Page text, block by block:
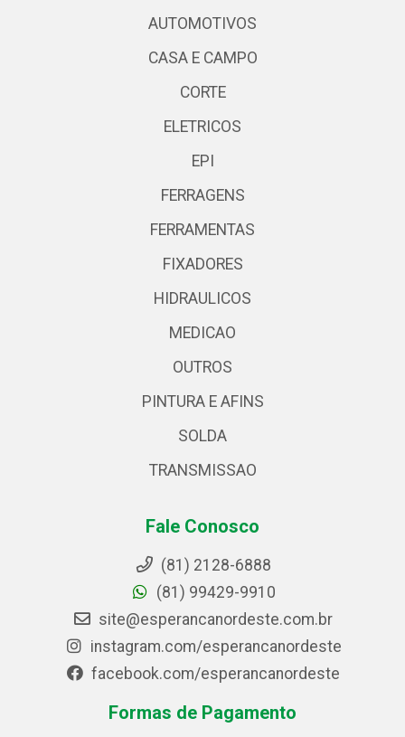
AUTOMOTIVOS
CASA E CAMPO
CORTE
ELETRICOS
EPI
FERRAGENS
FERRAMENTAS
FIXADORES
HIDRAULICOS
MEDICAO
OUTROS
PINTURA E AFINS
SOLDA
TRANSMISSAO
Fale Conosco
(81) 2128-6888
(81) 99429-9910
site@esperancanordeste.com.br
instagram.com/esperancanordeste
facebook.com/esperancanordeste
Formas de Pagamento